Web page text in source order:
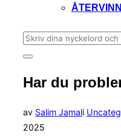
Sök
efter:
Slå
sidopanel
och
Har du
av Salim Jamali
2025